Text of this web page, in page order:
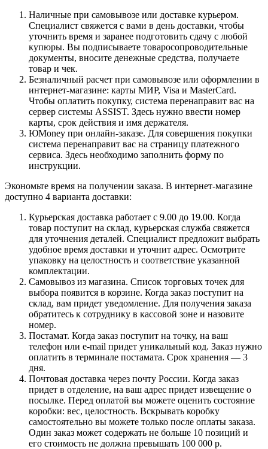
Наличные при самовывозе или доставке курьером.
Специалист свяжется с вами в день доставки, чтобы
уточнить время и заранее подготовить сдачу с любой
купюры. Вы подписываете товаросопроводительные
документы, вносите денежные средства, получаете
товар и чек.
Безналичный расчет при самовывозе или оформлении в
интернет-магазине: карты МИР, Visa и MasterCard.
Чтобы оплатить покупку, система перенаправит вас на
сервер системы ASSIST. Здесь нужно ввести номер
карты, срок действия и имя держателя.
ЮMoney при онлайн-заказе. Для совершения покупки
система перенаправит вас на страницу платежного
сервиса. Здесь необходимо заполнить форму по
инструкции.
Экономьте время на получении заказа. В интернет-магазине
доступно 4 варианта доставки:
Курьерская доставка работает с 9.00 до 19.00. Когда
товар поступит на склад, курьерская служба свяжется
для уточнения деталей. Специалист предложит выбрать
удобное время доставки и уточнит адрес. Осмотрите
упаковку на целостность и соответствие указанной
комплектации.
Самовывоз из магазина. Список торговых точек для
выбора появится в корзине. Когда заказ поступит на
склад, вам придет уведомление. Для получения заказа
обратитесь к сотруднику в кассовой зоне и назовите
номер.
Постамат. Когда заказ поступит на точку, на ваш
телефон или e-mail придет уникальный код. Заказ нужно
оплатить в терминале постамата. Срок хранения — 3
дня.
Почтовая доставка через почту России. Когда заказ
придет в отделение, на ваш адрес придет извещение о
посылке. Перед оплатой вы можете оценить состояние
коробки: вес, целостность. Вскрывать коробку
самостоятельно вы можете только после оплаты заказа.
Один заказ может содержать не больше 10 позиций и
его стоимость не должна превышать 100 000 р.